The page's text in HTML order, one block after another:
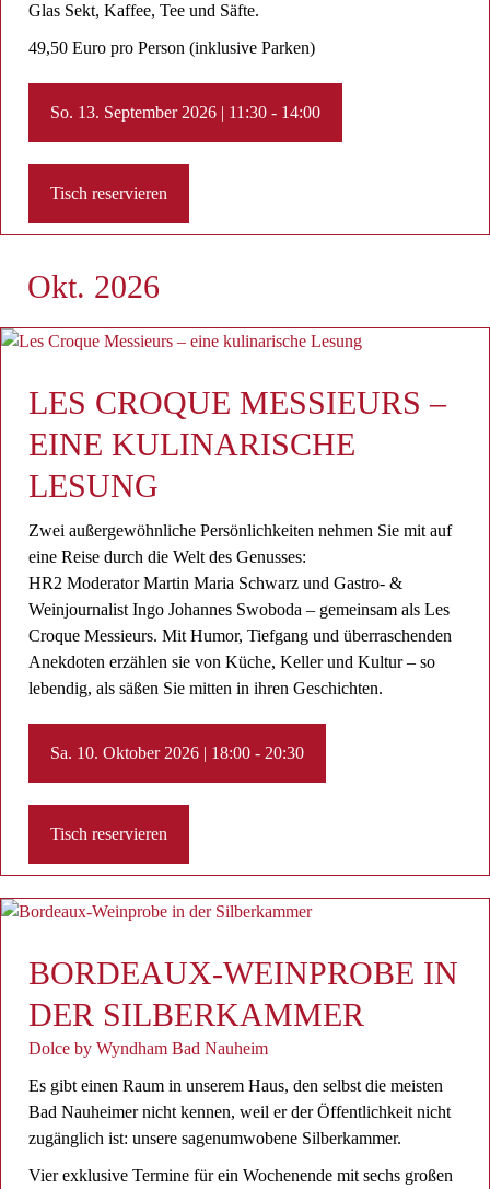
Glas Sekt, Kaffee, Tee ​und Säfte.
49,50 Euro pro Person (inklusive Parken)
So. 13. September 2026 | 11:30 - 14:00
Tisch reservieren
Okt. 2026
LES CROQUE MESSIEURS –
EINE KULINARISCHE
LESUNG
Zwei außergewöhnliche Persönlichkeiten nehmen Sie mit auf
eine Reise durch die Welt des Genusses:
HR2 Moderator Martin Maria Schwarz und Gastro- &
Weinjournalist Ingo Johannes Swoboda – gemeinsam als Les
Croque Messieurs. Mit Humor, Tiefgang und überraschenden
Anekdoten erzählen sie von Küche, Keller und Kultur – so
lebendig, als säßen Sie mitten in ihren Geschichten.
Sa. 10. Oktober 2026 | 18:00 - 20:30
Tisch reservieren
BORDEAUX-WEINPROBE IN
DER SILBERKAMMER
Dolce by Wyndham Bad Nauheim
Es gibt einen Raum in unserem Haus, den selbst die meisten
Bad Nauheimer nicht kennen, weil er der Öffentlichkeit nicht
zugänglich ist: unsere sagenumwobene Silberkammer.
Vier exklusive Termine für ein Wochenende mit sechs großen